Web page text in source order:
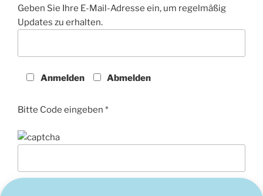
Geben Sie Ihre E-Mail-Adresse ein, um regelmäßig
Updates zu erhalten.
Anmelden Abmelden
Bitte Code eingeben *